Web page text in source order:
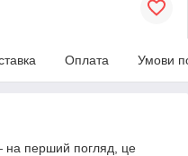
Оплата Умови
на перший погляд, це